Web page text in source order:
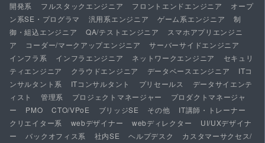
開発系 フルスタックエンジニア フロントエンドエンジニア
オープ
ン系SE・プログラマ
汎用系エンジニア ゲーム系エンジニア
制
御・組込エンジニア
QA/テストエンジニア
スマホアプリエンジニ
ア
コーダー/マークアップエンジニア
サーバーサイドエンジニア
インフラ系
インフラエンジニア ネットワークエンジニア
セキュリ
ティエンジニア
クラウドエンジニア データベースエンジニア
ITコ
ンサルタント系
ITコンサルタント プリセールス
データサイエンテ
ィスト
管理系 プロジェクトマネージャー
プロダクトマネージャ
ー
PMO CTO/VPoE ブリッジSE その他
IT講師・トレーナー
クリエイター系
webデザイナー webディレクター
UI/UXデザイナ
ー
バックオフィス系 社内SE ヘルプデスク
カスタマーサクセス/